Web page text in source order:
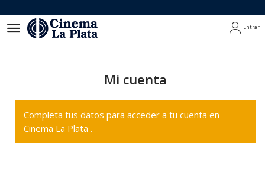
Entrar
Mi cuenta
Completa tus datos para acceder a tu cuenta en
Cinema La Plata .